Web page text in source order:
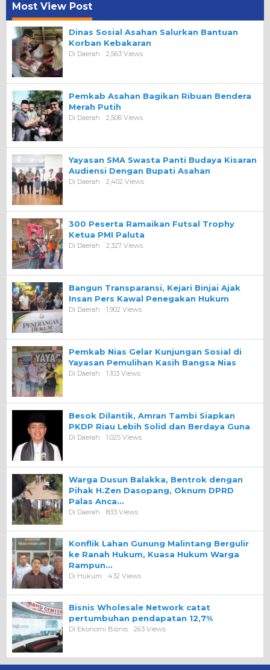
Most View Post
Dinas Sosial Asahan Salurkan Bantuan
Korban Kebakaran
Di Daerah 2,563 Views
Pemkab Asahan Bagikan Ribuan Bendera
Merah Putih
Di Daerah 2,506 Views
Yayasan SMA Swasta Panti Budaya Kisaran
Audiensi Dengan Bupati Asahan
Di Daerah 2,402 Views
300 Peserta Ramaikan Futsal Trophy
Ketua PMI Paluta
Di Daerah 2,327 Views
Bangun Transparansi, Kejari Binjai Ajak
Insan Pers Kawal Penegakan Hukum
Di Daerah 1,902 Views
Pemkab Nias Gelar Kunjungan Sosial di
Yayasan Pemulihan Kasih Bangsa Nias
Di Daerah 1,103 Views
Besok Dilantik, Amran Tambi Siapkan
PKDP Riau Lebih Solid dan Berdaya Guna
Di Daerah 1,025 Views
Warga Dusun Balakka, Bentrok dengan
Pihak H.Zen Dasopang, Oknum DPRD
Palas Anca…
Di Daerah 833 Views
Konflik Lahan Gunung Malintang Bergulir
ke Ranah Hukum, Kuasa Hukum Warga
Rampun…
Di Hukum 432 Views
Bisnis Wholesale Network catat
pertumbuhan pendapatan 12,7%
Di Ekonomi Bisnis 263 Views